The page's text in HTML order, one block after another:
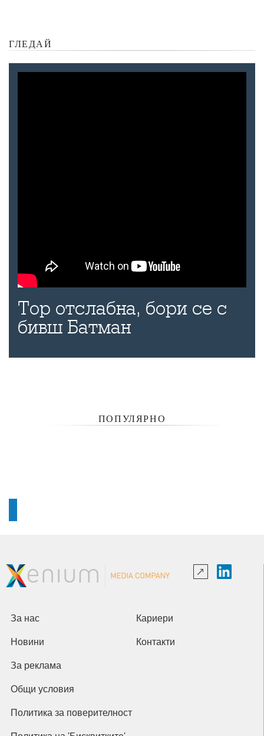
ГЛЕДАЙ
Тор отслабна, бори се с
бивш Батман
ПОПУЛЯРНО
За нас Кариери
Новини Контакти
За реклама
Общи условия
Политика за поверителност